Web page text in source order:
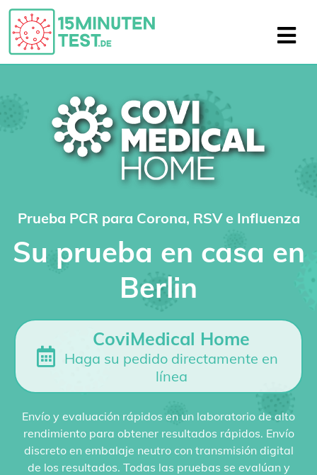
Prueba PCR para Corona, RSV e Influenza
Su prueba en casa en
Berlin
CoviMedical Home
Haga su pedido directamente en
línea
Envío y evaluación rápidos en un laboratorio de alto
rendimiento para obtener resultados rápidos. Envío
discreto en embalaje neutro con transmisión digital
de los resultados. Todas las pruebas se evalúan y